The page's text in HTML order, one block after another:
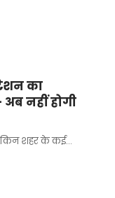
का
नहीं होगी
शहर के कई…